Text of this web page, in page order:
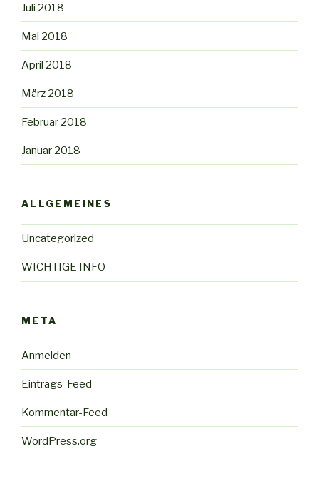
Juli 2018
Mai 2018
April 2018
März 2018
Februar 2018
Januar 2018
ALLGEMEINES
Uncategorized
WICHTIGE INFO
META
Anmelden
Eintrags-Feed
Kommentar-Feed
WordPress.org